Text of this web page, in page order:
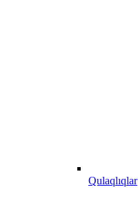
Qulaqlıqlar